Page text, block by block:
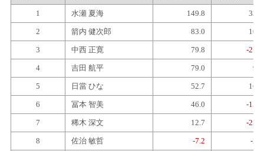
1 水瀬 夏海 149.8 33.8
2 箭内 健次郎 83.0 10.7
3 中西 正寛 79.8 -21.3
4 吉田 航平 79.0 9.6
5 日當 ひな 52.7 16.8
6 冨本 智美 46.0 -15.3
7 稀木 深文 12.7 -25.8
8 佐治 敏哲 -7.2 -2.8